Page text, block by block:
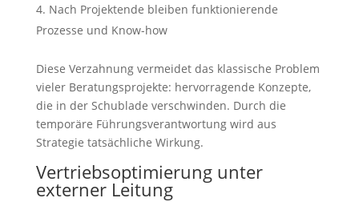
Nach Projektende bleiben funktionierende
Prozesse und Know-how
Diese Verzahnung vermeidet das klassische Problem
vieler Beratungsprojekte: hervorragende Konzepte,
die in der Schublade verschwinden. Durch die
temporäre Führungsverantwortung wird aus
Strategie tatsächliche Wirkung.
Vertriebsoptimierung unter
externer Leitung